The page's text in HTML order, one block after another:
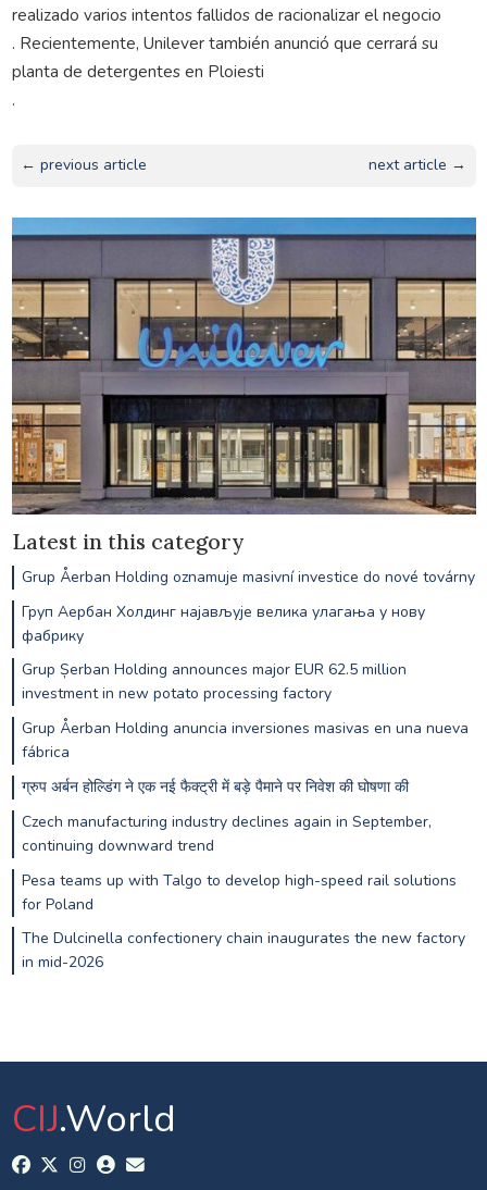
realizado varios intentos fallidos de racionalizar el negocio
. Recientemente, Unilever también anunció que cerrará su
planta de detergentes en Ploiesti
.
← previous article next article →
Latest in this category
Grup Åerban Holding oznamuje masivní investice do nové továrny
Груп Аербан Холдинг најављује велика улагања у нову
фабрику
Grup Șerban Holding announces major EUR 62.5 million
investment in new potato processing factory
Grup Åerban Holding anuncia inversiones masivas en una nueva
fábrica
ग्रुप अर्बन होल्डिंग ने एक नई फैक्ट्री में बड़े पैमाने पर निवेश की घोषणा की
Czech manufacturing industry declines again in September,
continuing downward trend
Pesa teams up with Talgo to develop high-speed rail solutions
for Poland
The Dulcinella confectionery chain inaugurates the new factory
in mid-2026
CIJ.World